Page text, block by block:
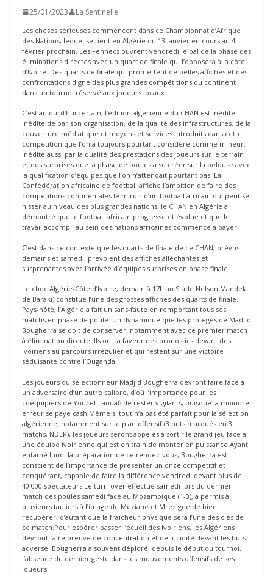
25/01/2023 La Sentinelle
Les choses sérieuses commencent dans ce Championnat d’Afrique
des Nations, lequel se tient en Algérie du 13 janvier en cours au 4
février prochain. Les Fennecs ouvrent vendredi le bal de la phase des
éliminations directes avec un quart de finale qui l’opposera à la côte
d’Ivoire. Des quarts de finale qui promettent de belles affiches et des
confrontations digne des plus grandes compétitions du continent
dans un tournoi réservé aux joueurs locaux.
C’est aujourd’hui certain, l’édition algérienne du CHAN est inédite.
Inédite de par son organisation, de la qualité des infrastructures, de la
couverture médiatique et moyens et services introduits dans cette
compétition que l’on a toujours pourtant considéré comme mineur.
Inédite aussi par la qualité des prestations des joueurs sur le terrain
et des surprises que la phase de poules a su créer sur la pelouse avec
la qualification d’équipes que l’on n’attendait pourtant pas. La
Confédération africaine de football affiche l’ambition de faire des
compétitions continentales le miroir d’un football africain qui peut se
hisser au niveau des plus grandes nations, le CHAN en Algérie a
démontré que le football africain progresse et évolue et que le
travail accompli au sein des nations africaines commence à payer.
C’est dans ce contexte que les quarts de finale de ce CHAN, prévus
demains et samedi, prévoient des affiches alléchantes et
surprenantes avec l’arrivée d’équipes surprises en phase finale.
Le choc Algérie-Côte d’Ivoire, demain à 17h au Stade Nelson Mandela
de Baraki) constitue l’une des grosses affiches des quarts de finale.
Pays-hôte, l’Algérie a fait un sans-faute en remportant tous ses
matchs en phase de poule. Un dynamique que les protégés de Madjid
Bougherra se doit de conserver, notamment avec ce premier match
à élimination directe. Ils ont la faveur des pronostics devant des
Ivoiriens au parcours irrégulier et qui restent sur une victoire
séduisante contre l’Ouganda.
Les joueurs du sélectionneur Madjid Bougherra devront faire face à
un adversaire d’un autre calibre, d’où l’importance pour les
coéquipiers de Youcef Laouafi de rester vigilants, puisque la moindre
erreur se paye cash.Même si tout n’a pas été parfait pour la sélection
algérienne, notamment sur le plan offensif (3 buts marqués en 3
matchs, NDLR), les joueurs seront appelés à sortir le grand jeu face à
une équipe ivoirienne qui est en train de monter en puissance.Ayant
entamé lundi la préparation de ce rendez-vous, Bougherra est
conscient de l’importance de présenter un onze compétitif et
conquérant, capable de faire la différence vendredi devant plus de
40.000 spectateurs.Le turn-over effectué samedi lors du dernier
match des poules samedi face au Mozambique (1-0), a permis à
plusieurs tauliers à l’image de Meziane et Mrezigue de bien
récupérer, d’autant que la fraîcheur physique sera l’une des clés de
ce match.Pour espérer passer l’écueil des Ivoiriens, les Algériens
devront faire preuve de concentration et de lucidité devant les buts
adverse. Bougherra a souvent déploré, depuis le début du tournoi,
l’absence du dernier geste dans les mouvements offensifs de ses
joueurs.